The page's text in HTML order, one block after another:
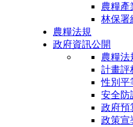
農糧產
林保署
農糧法規
政府資訊公開
農糧法
計畫評
性別平
安全防
政府預
政策宣